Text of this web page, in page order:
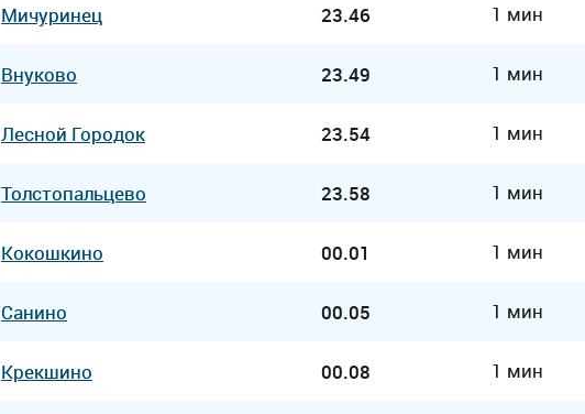
Мичуринец 23.46 1 мин
Внуково 23.49 1 мин
Лесной Городок 23.54 1 мин
Толстопальцево 23.58 1 мин
Кокошкино 00.01 1 мин
Санино 00.05 1 мин
Крекшино 00.08 1 мин